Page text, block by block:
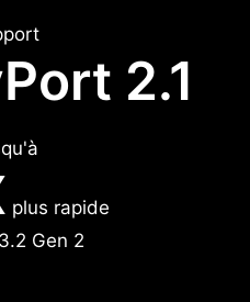
2.1
plus rapide
Gen 2